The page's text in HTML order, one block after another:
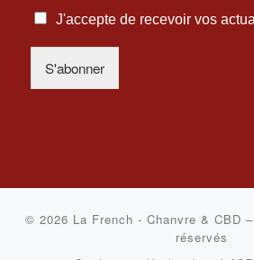
A
I
F
R
S
J'accepte de recevoir vos
S'abonner
© 2026 La French - Chanvre & CBD –
réservés